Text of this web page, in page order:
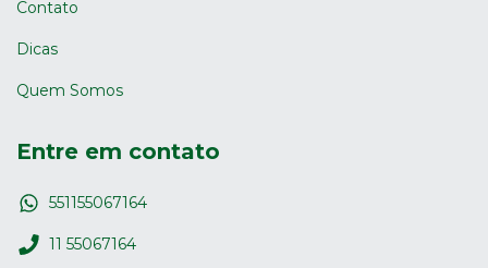
Contato
Dicas
Quem Somos
Entre em contato
551155067164
11 55067164